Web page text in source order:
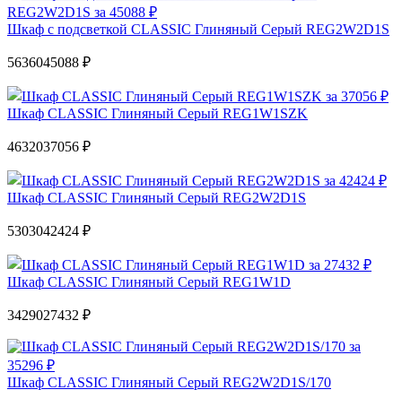
Шкаф с подсветкой CLASSIC Глиняный Cерый REG2W2D1S
5636045088 ₽
Шкаф CLASSIC Глиняный Cерый REG1W1SZK
4632037056 ₽
Шкаф CLASSIC Глиняный Cерый REG2W2D1S
5303042424 ₽
Шкаф CLASSIC Глиняный Cерый REG1W1D
3429027432 ₽
Шкаф CLASSIC Глиняный Cерый REG2W2D1S/170